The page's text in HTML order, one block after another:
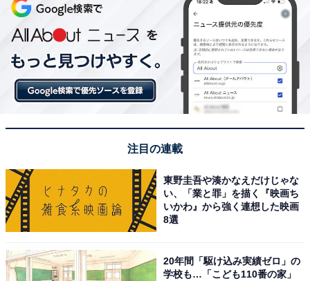
注目の連載
東野圭吾や湊かなえだけじゃな
い、「業と罪」を描く『映画ち
いかわ』から強く連想した映画
8選
20年間「駆け込み実績ゼロ」の
学校も…「こども110番の家」